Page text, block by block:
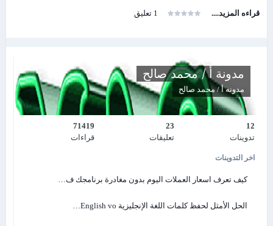
1️⃣
8️⃣
موضوع تم حذفه
( الصورة للواجهة من الإصدار الجديد القيد التطوير ، وليست للإصدار المرفق
قراءه المزيد.... 1 تعليق
مدونة أ / محمد صالح
مدونهأ / محمد صالح
12
تدوينات
23
تعليقات
71419
قراءات
اخر التدوينات
كيف تعرف اسعار العملات اليوم بدون مغادرة برنامجك ف…
الحل الأمثل لحفظ كلمات اللغة الإنجليزية English vo…